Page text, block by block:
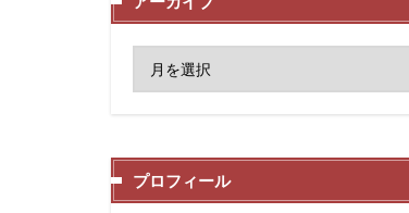
プロフィール